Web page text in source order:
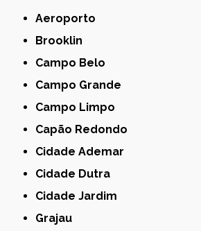
Aeroporto
Brooklin
Campo Belo
Campo Grande
Campo Limpo
Capão Redondo
Cidade Ademar
Cidade Dutra
Cidade Jardim
Grajau